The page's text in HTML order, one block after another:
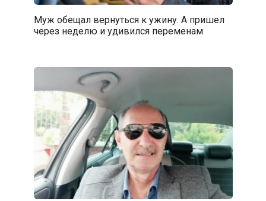
Муж обещал вернуться к ужину. А пришел
через неделю и удивился переменам